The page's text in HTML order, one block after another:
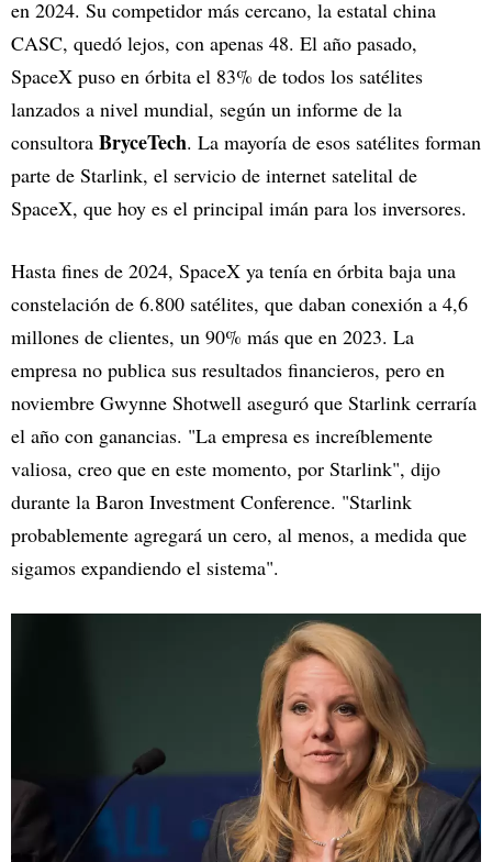
en 2024. Su competidor más cercano, la estatal china
CASC, quedó lejos, con apenas 48. El año pasado,
SpaceX puso en órbita el 83% de todos los satélites
lanzados a nivel mundial, según un informe de la
consultora BryceTech. La mayoría de esos satélites forman
parte de Starlink, el servicio de internet satelital de
SpaceX, que hoy es el principal imán para los inversores.
Hasta fines de 2024, SpaceX ya tenía en órbita baja una
constelación de 6.800 satélites, que daban conexión a 4,6
millones de clientes, un 90% más que en 2023. La
empresa no publica sus resultados financieros, pero en
noviembre Gwynne Shotwell aseguró que Starlink cerraría
el año con ganancias. "La empresa es increíblemente
valiosa, creo que en este momento, por Starlink", dijo
durante la Baron Investment Conference. "Starlink
probablemente agregará un cero, al menos, a medida que
sigamos expandiendo el sistema".